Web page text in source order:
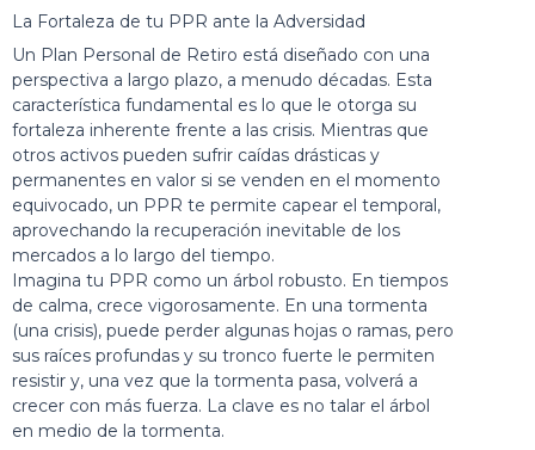
La Fortaleza de tu PPR ante la Adversidad
Un Plan Personal de Retiro está diseñado con una
perspectiva a largo plazo, a menudo décadas. Esta
característica fundamental es lo que le otorga su
fortaleza inherente frente a las crisis. Mientras que
otros activos pueden sufrir caídas drásticas y
permanentes en valor si se venden en el momento
equivocado, un PPR te permite capear el temporal,
aprovechando la recuperación inevitable de los
mercados a lo largo del tiempo.
Imagina tu PPR como un árbol robusto. En tiempos
de calma, crece vigorosamente. En una tormenta
(una crisis), puede perder algunas hojas o ramas, pero
sus raíces profundas y su tronco fuerte le permiten
resistir y, una vez que la tormenta pasa, volverá a
crecer con más fuerza. La clave es no talar el árbol
en medio de la tormenta.